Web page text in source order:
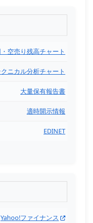
空売り残高チャート
ニカル分析チャート
大量保有報告書
適時開示情報
EDINET
Yahoo!ファイナンス